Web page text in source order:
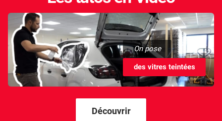
On pose
des vitres teintées
Découvrir